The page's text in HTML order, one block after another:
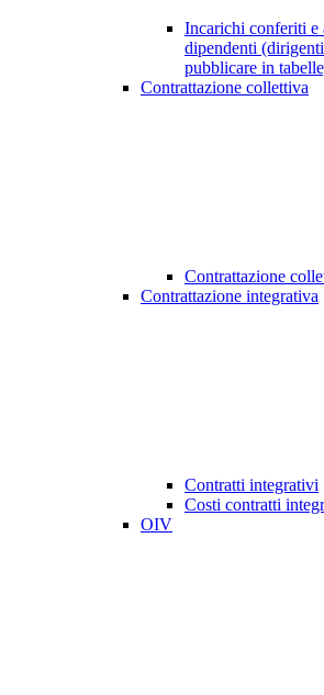
Incarichi conferiti e
dipendenti
pubblicare in
Contrattazione collettiva
Contrattazione
Contrattazione integrativa
Contratti integrativi
Costi contratti
OIV